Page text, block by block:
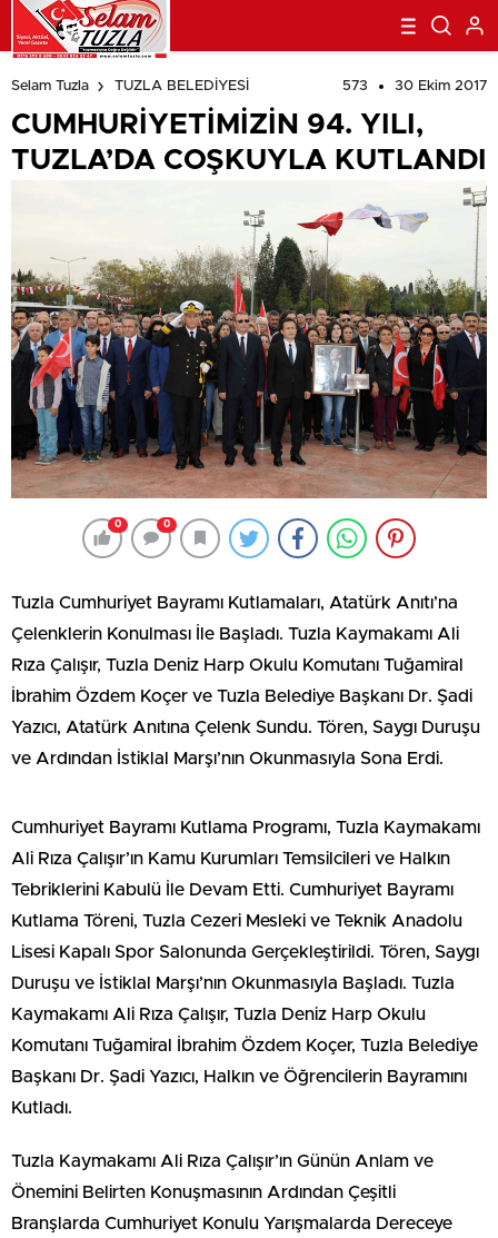
beylikdüzü
escort
esenyurt
escortavcılar
escortavcılar
escortavcılar
escortbeylikdüzü
escortbeylikdüzü
Selam Tuzla TUZLA BELEDİYESİ 573 30 Ekim 2017
CUMHURİYETİMİZİN 94. YILI,
TUZLA’DA COŞKUYLA KUTLANDI
0 0
Tuzla Cumhuriyet Bayramı Kutlamaları, Atatürk Anıtı’na
Çelenklerin Konulması İle Başladı. Tuzla Kaymakamı Ali
Rıza Çalışır, Tuzla Deniz Harp Okulu Komutanı Tuğamiral
İbrahim Özdem Koçer ve Tuzla Belediye Başkanı Dr. Şadi
Yazıcı, Atatürk Anıtına Çelenk Sundu. Tören, Saygı Duruşu
ve Ardından İstiklal Marşı’nın Okunmasıyla Sona Erdi.
Cumhuriyet Bayramı Kutlama Programı, Tuzla Kaymakamı
Ali Rıza Çalışır’ın Kamu Kurumları Temsilcileri ve Halkın
Tebriklerini Kabulü İle Devam Etti. Cumhuriyet Bayramı
Kutlama Töreni, Tuzla Cezeri Mesleki ve Teknik Anadolu
Lisesi Kapalı Spor Salonunda Gerçekleştirildi. Tören, Saygı
Duruşu ve İstiklal Marşı’nın Okunmasıyla Başladı. Tuzla
Kaymakamı Ali Rıza Çalışır, Tuzla Deniz Harp Okulu
Komutanı Tuğamiral İbrahim Özdem Koçer, Tuzla Belediye
Başkanı Dr. Şadi Yazıcı, Halkın ve Öğrencilerin Bayramını
Kutladı.
Tuzla Kaymakamı Ali Rıza Çalışır’ın Günün Anlam ve
Önemini Belirten Konuşmasının Ardından Çeşitli
Branşlarda Cumhuriyet Konulu Yarışmalarda Dereceye